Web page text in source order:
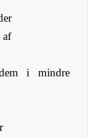
af
i mindre